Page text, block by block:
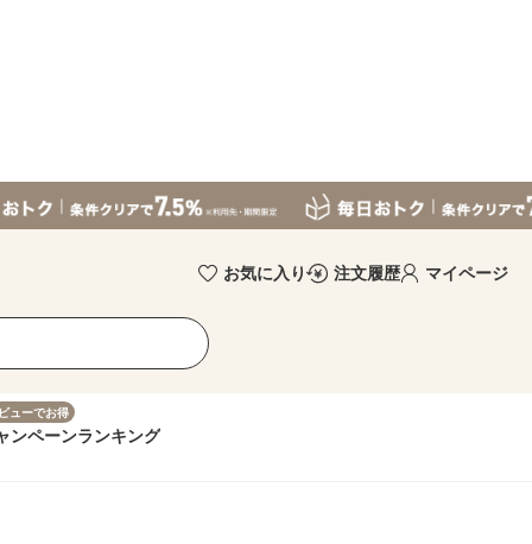
お気に入り 注文履歴 マイページ
ューでお得
ンペーンランキング